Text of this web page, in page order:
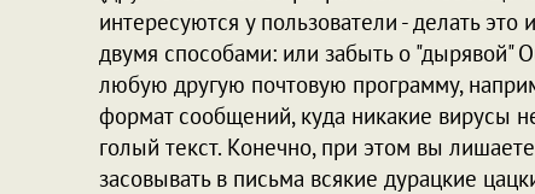
интересуются у пользователи - делать
двумя способами: или забыть о "дырявой"
любую другую почтовую программу,
формат сообщений, куда никакие вирусы
голый текст. Конечно, при этом вы
засовывать в письма всякие дурацкие